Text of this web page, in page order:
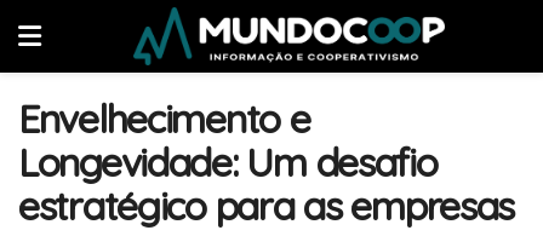
Envelhecimento e
Longevidade: Um desafio
estratégico para as empresas